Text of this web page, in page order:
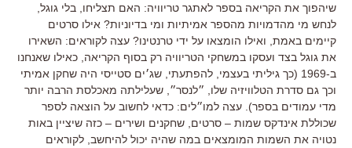
שיהפוך את הקריאה בספר לאתגר טריוויה: האם תצליחו בלי גוגל
לנחש מי מהדמויות מהספר אמיתיות ומי בדיוניות? אילו סרטים
קיימים באמת ואילו הומצאו על ידי טרנטינו? עצה לקוראים: השאירו
את גוגל בצד ועסקו במשחקי הטריוויה רק בסוף הקריאה כאילו שאנחנו
ב-1969 ( כך גיליתי בעצמי להפתעתי שג׳ים סטייסי היה שחקן אמיתי
וכך גם סדרת הטלוויזיה שלו
״לנסר״ שעלילתה מאכלסת הרבה יותר
מדי עמודים בספר). עצה למו״לים: כדאי לחשוב על הוצאה לספר
שכוללת אינדקס שמות – סרטים, שחקנים ושירים – כזה שיציין באות
נטויה את השמות המומצאים במה שהיה יכול להיחשב, לקוראים